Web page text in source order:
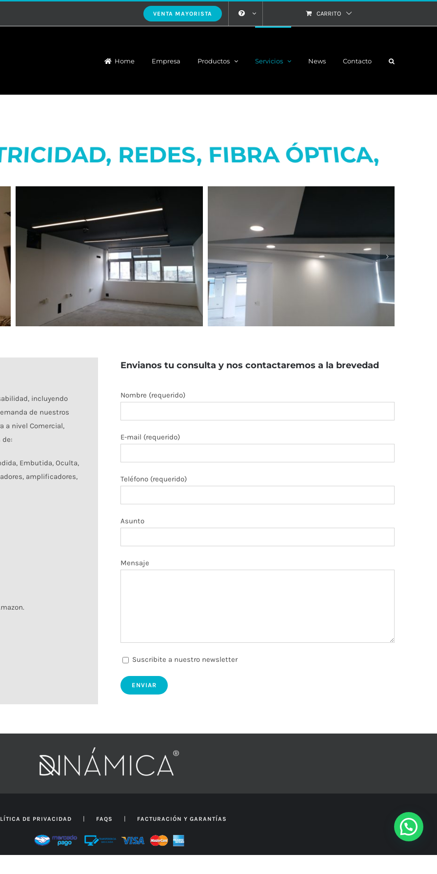
VENTA MAYORISTA CARRITO
Home Empresa Productos Servicios News Contacto
incluyendo
de nuestros
a nivel Comercial,
de:
Embutida, Oculta,
amplificadores,
Envianos tu consulta y nos contactaremos a la brevedad
Nombre (requerido)
E-mail (requerido)
Teléfono (requerido)
Asunto
Mensaje
Suscribite a nuestro newsletter
DE PRIVACIDAD | FAQS | FACTURACIÓN Y GARANTÍAS